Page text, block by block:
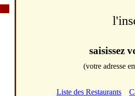
saisissez
(votre adresse
Liste des Restaurants